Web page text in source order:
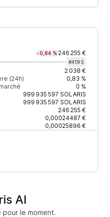
-0,84 % 246 255 €
#4195
2 038 €
(24h)
0,83 %
0 %
999 935 597 SOLARIS
999 935 597 SOLARIS
246 255 €
0,00024487 €
0,00025896 €
AI
pour le moment.